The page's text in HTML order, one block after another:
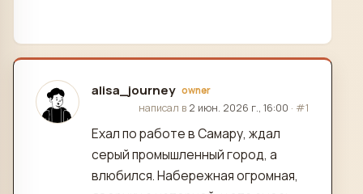
alisa_journey owner
отредактировано
написал в 2 июн. 2026 г., 16:00 · #1
Ехал по работе в Самару, ждал
серый промышленный город, а
влюбился. Набережная огромная,